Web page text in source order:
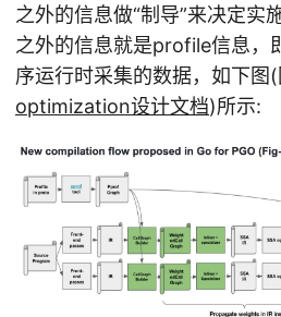
之外的信息做“制导”来决定实
之外的信息就是profile信息，
序运行时采集的数据，如下图(
optimization设计文档)所示: